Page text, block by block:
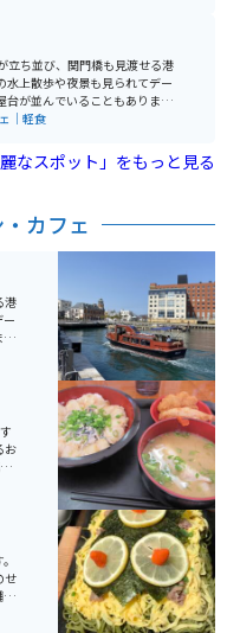
る場所であり、平安時代の終わ
感じさせてくれます。また、
ており、散策を楽しむこともで
などが飾られていてとても迫
立ち並び、関門橋も見渡せる港
水上散歩や夜景も見られてデー
台が並んでいることもありま
にまとまっているので、気軽
｜軽食
なスポット」をもっと見る
カフェ
港
お
せ
は